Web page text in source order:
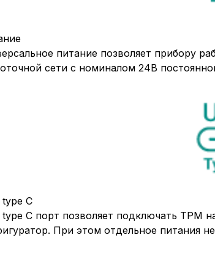
питание позволяет прибору
сети с номиналом 24В
type С
type С порт позволяет подключать ТРМ
При этом отдельное питания